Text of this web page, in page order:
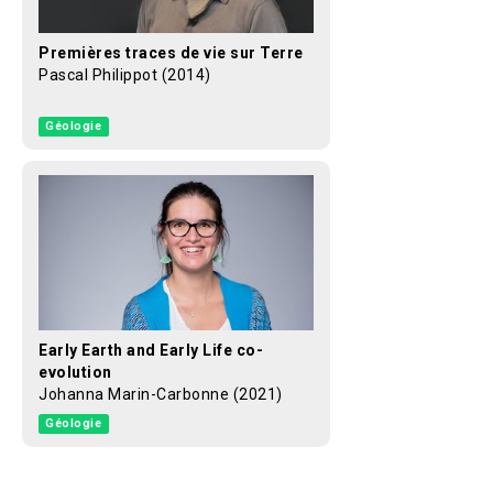
Premières traces de vie sur Terre
Pascal Philippot (2014)
Géologie
Early Earth and Early Life co-
evolution
Johanna Marin-Carbonne (2021)
Géologie